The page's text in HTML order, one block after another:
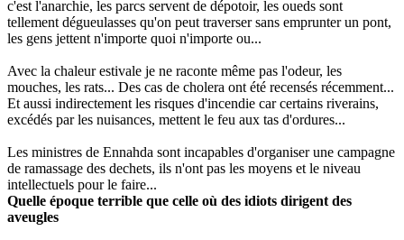
c'est l'anarchie, les parcs servent de dépotoir, les oueds sont
tellement dégueulasses qu'on peut traverser sans emprunter un pont,
les gens jettent n'importe quoi n'importe ou...
Avec la chaleur estivale je ne raconte même pas l'odeur, les
mouches, les rats... Des cas de cholera ont été recensés récemment...
Et aussi indirectement les risques d'incendie car certains riverains,
excédés par les nuisances, mettent le feu aux tas d'ordures...
Les ministres de Ennahda sont incapables d'organiser une campagne
de ramassage des dechets, ils n'ont pas les moyens et le niveau
intellectuels pour le faire...
Quelle époque terrible que celle où des idiots dirigent des
aveugles